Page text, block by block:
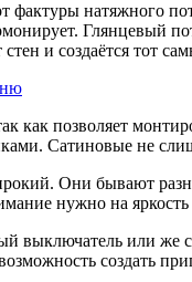
фактуры натяжного
Глянцевый
и создаётся тот
как позволяет
Сатиновые не
Они бывают
нужно на
выключатель или же
создать